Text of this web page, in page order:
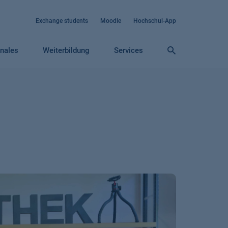
Exchange students Moodle Hochschul-App
Weiterbildung Services